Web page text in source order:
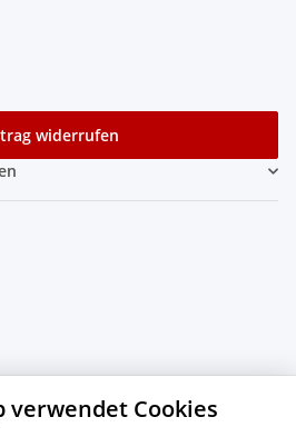
widerrufen
verwendet Cookies